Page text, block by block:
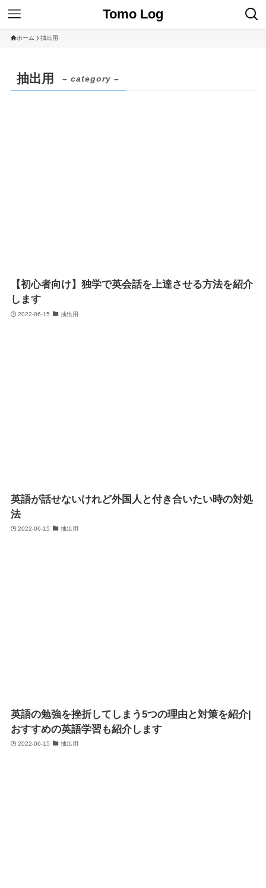
Tomo Log
ホーム 抽出用
抽出用 – category –
【初心者向け】独学で英会話を上達させる方法を紹介
します
2022-06-15 抽出用
英語が話せないけれど外国人と付き合いたい時の対処
法
2022-06-15 抽出用
英語の勉強を挫折してしまう5つの理由と対策を紹介|
おすすめの英語学習も紹介します
2022-06-15 抽出用